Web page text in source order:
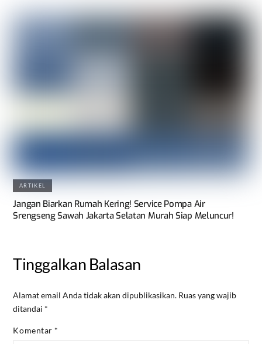
ARTIKEL
Jangan Biarkan Rumah Kering! Service Pompa Air
Srengseng Sawah Jakarta Selatan Murah Siap Meluncur!
Tinggalkan Balasan
Alamat email Anda tidak akan dipublikasikan. Ruas yang wajib
ditandai *
Komentar *